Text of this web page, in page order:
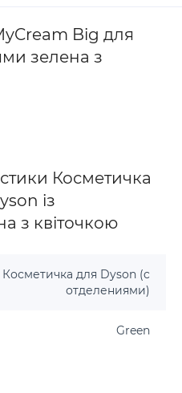
Big для
зелена з
Косметичка
із
з квіточкою
Косметичка для Dyson (c
отделениями)
Green